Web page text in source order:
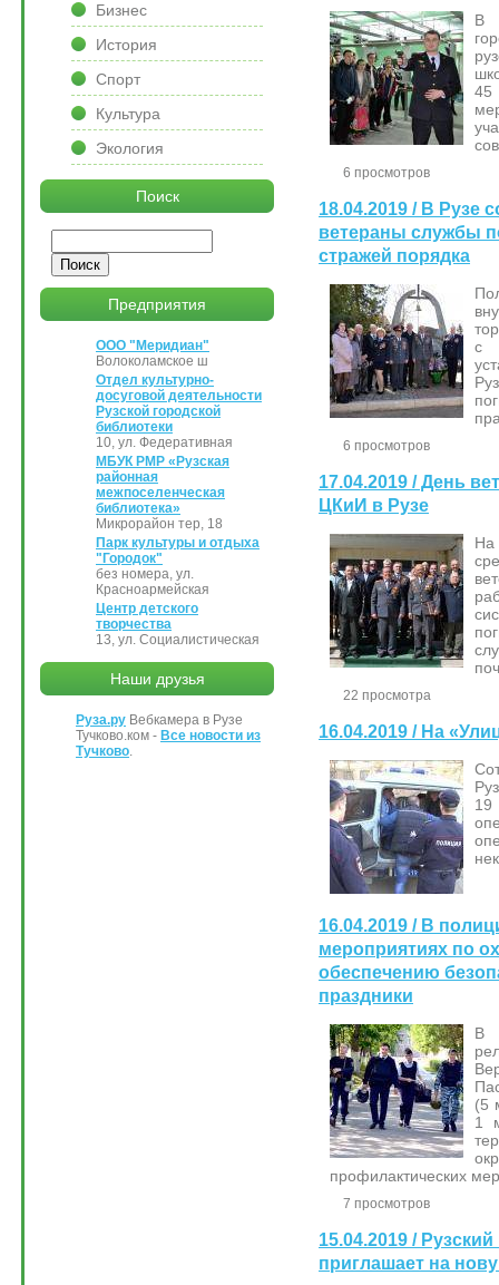
В
6 просмотров
18.04.2019 / В Рузе
ветераны службы
стражей порядка
с
6 просмотров
17.04.2019 / День
ЦКиИ в Рузе
На
22 просмотра
16.04.2019 / На
19
16.04.2019 / В
мероприятиях по
обеспечению
праздники
В
(5
1
профилактических
7 просмотров
15.04.2019 /
приглашает на
Бизнес
История
Спорт
Культура
Экология
Поиск
Предприятия
ООО "Меридиан"
Волоколамское ш
Отдел культурно-
досуговой деятельности
Рузской городской
библиотеки
10, ул. Федеративная
МБУК РМР «Рузская
районная
межпоселенческая
библиотека»
Микрорайон тер, 18
Парк культуры и отдыха
"Городок"
без номера, ул.
Красноармейская
Центр детского
творчества
13, ул. Социалистическая
Наши друзья
Руза.ру Вебкамера в Рузе
Тучково.ком - Все новости из
Тучково.